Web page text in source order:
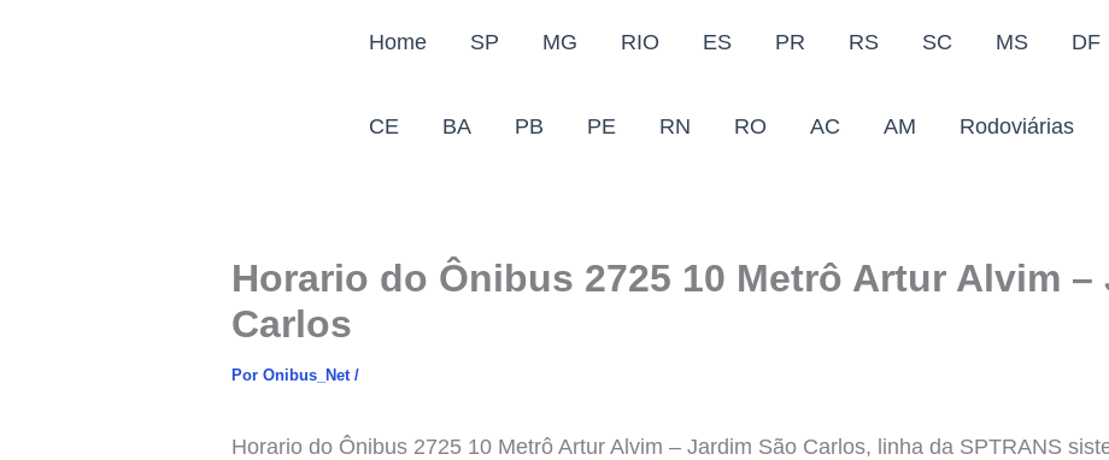
Home SP MG RIO ES PR RS SC MS DF
CE BA PB PE RN RO AC AM Rodoviárias
Horario do Ônibus 2725 10 Metrô Artur Alvim –
Carlos
Por Onibus_Net /
Horario do Ônibus 2725 10 Metrô Artur Alvim – Jardim São Carlos, linha da SPTRANS